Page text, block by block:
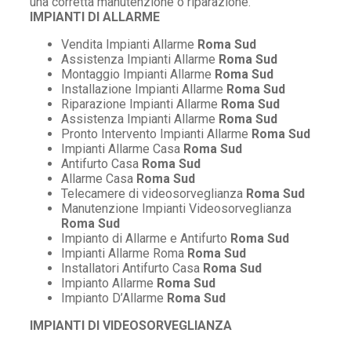
IMPIANTI DI ALLARME
Vendita Impianti Allarme Roma Sud
Assistenza Impianti Allarme Roma Sud
Montaggio Impianti Allarme Roma Sud
Installazione Impianti Allarme Roma Sud
Riparazione Impianti Allarme Roma Sud
Assistenza Impianti Allarme Roma Sud
Pronto Intervento Impianti Allarme Roma Sud
Impianti Allarme Casa Roma Sud
Antifurto Casa Roma Sud
Allarme Casa Roma Sud
Telecamere di videosorveglianza Roma Sud
Manutenzione Impianti Videosorveglianza
Roma Sud
Impianto di Allarme e Antifurto Roma Sud
Impianti Allarme Roma Roma Sud
Installatori Antifurto Casa Roma Sud
Impianto Allarme Roma Sud
Impianto D’Allarme Roma Sud
IMPIANTI DI VIDEOSORVEGLIANZA